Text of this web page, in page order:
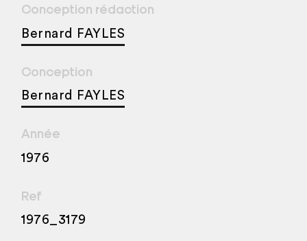
Conception rédaction
Bernard FAYLES
Conception
Bernard FAYLES
Année
1976
Ref
1976_3179